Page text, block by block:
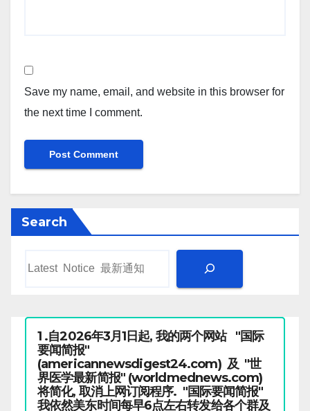
Save my name, email, and website in this browser for
the next time I comment.
Search
1 .自2026年3月1日起, 我的两个网站 "国际
要闻简报"
(americannewsdigest24.com) 及 "世
界医学最新简报" (worldmednews.com)
将简化, 取消上网订阅程序. "国际要闻简报"
我依然美东时间每早6点左右转发给各个群及